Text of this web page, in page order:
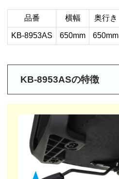
品番 横幅 奥行き
KB-8953AS 650mm 650mm
KB-8953ASの特徴